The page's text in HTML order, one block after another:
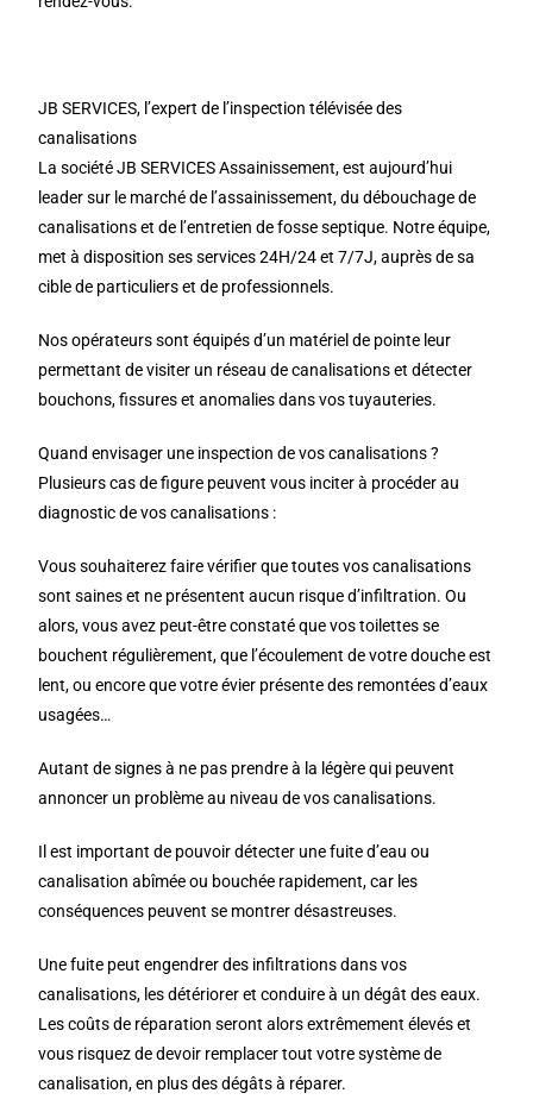
JB SERVICES, l’expert de l’inspection télévisée des
canalisations
La société JB SERVICES Assainissement, est aujourd’hui
leader sur le marché de l’assainissement, du débouchage de
canalisations et de l’entretien de fosse septique. Notre équipe,
met à disposition ses services 24H/24 et 7/7J, auprès de sa
cible de particuliers et de professionnels.
Nos opérateurs sont équipés d’un matériel de pointe leur
permettant de visiter un réseau de canalisations et détecter
bouchons, fissures et anomalies dans vos tuyauteries.
Quand envisager une inspection de vos canalisations ?
Plusieurs cas de figure peuvent vous inciter à procéder au
diagnostic de vos canalisations :
Vous souhaiterez faire vérifier que toutes vos canalisations
sont saines et ne présentent aucun risque d’infiltration. Ou
alors, vous avez peut-être constaté que vos toilettes se
bouchent régulièrement, que l’écoulement de votre douche est
lent, ou encore que votre évier présente des remontées d’eaux
usagées…
Autant de signes à ne pas prendre à la légère qui peuvent
annoncer un problème au niveau de vos canalisations.
Il est important de pouvoir détecter une fuite d’eau ou
canalisation abîmée ou bouchée rapidement, car les
conséquences peuvent se montrer désastreuses.
Une fuite peut engendrer des infiltrations dans vos
canalisations, les détériorer et conduire à un dégât des eaux.
Les coûts de réparation seront alors extrêmement élevés et
vous risquez de devoir remplacer tout votre système de
canalisation, en plus des dégâts à réparer.